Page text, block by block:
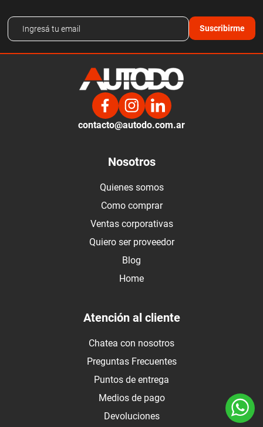
Suscribirme
contacto@autodo.com.ar
Nosotros
Quienes somos
Como comprar
Ventas corporativas
Quiero ser proveedor
Blog
Home
Atención al cliente
Chatea con nosotros
Preguntas Frecuentes
Puntos de entrega
Medios de pago
Devoluciones